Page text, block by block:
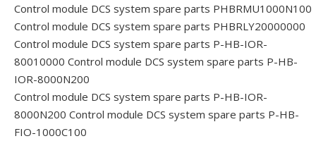
Control module DCS system spare parts PHBRMU1000N100
Control module DCS system spare parts PHBRLY20000000
Control module DCS system spare parts P-HB-IOR-
80010000 Control module DCS system spare parts P-HB-
IOR-8000N200
Control module DCS system spare parts P-HB-IOR-
8000N200 Control module DCS system spare parts P-HB-
FIO-1000C100